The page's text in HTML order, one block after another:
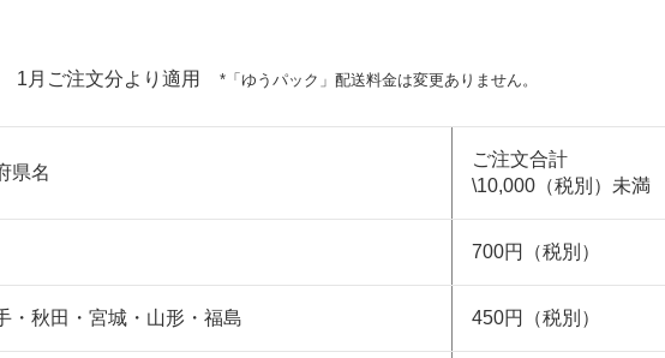
1月ご注文分より適用 *「ゆうパック」配送料金は変更ありません。
県名
ご注文合計
\10,000（税別）未満
700円（税別）
・秋田・宮城・山形・福島 450円（税別）